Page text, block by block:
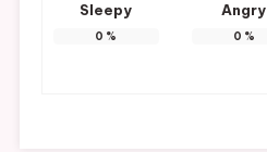
Sleepy
0 %
Angry
0 %